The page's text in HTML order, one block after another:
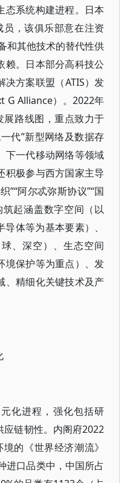
态系统构建进程。日本
员，该俱乐部意在注资
和其他技术的替代性供
赖。日本部分高科技公
方案联盟（ATIS）发
G Alliance）。2022年
展路线图，重点致力于
代”新型网络及数据存
下一代移动网络等领域
积极参与西方国家主导
”“阿尔忒弥斯协议”“国
起涵盖数字空间（以
体等为基本要素）、
、深空）、生态空间
境保护等为重点）、发
、精细化关键技术及产
化进程，强化包括研
链韧性。内阁府2022
的《世界经济潮流》
进口品类中，中国所占